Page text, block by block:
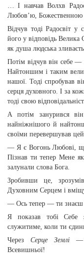
… І навчав Волхв
Любов’ю,
Відчув тоді Радосвіт
його у відповідь
як душа людська
Потім відчув він себе
Найтоншим і таким
нашої. Тоді спробував
серця духовного. І за
тоді свою
А потім занурився
найніжнішого й
своїми перевершував
— Я є Вогонь Любові,
Пізнав ти тепер Мене як
залунали слова Бога.
Зробивши це,
Духовним Серцем і
— Ось тепер — ти знаєш
Я показав тобі Себе
служитиме, коли ти
ЧерезСерце Землі —
Всевишньої!